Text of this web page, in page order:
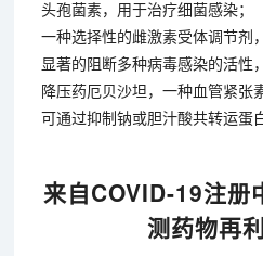
头孢菌素，用于治疗细菌感染；
一种选择性的雌激素受体调节剂
显著的阻断多种病毒感染的活性
降压药厄贝沙坦，一种血管紧张
可通过抑制钠或胆汁酸共转运蛋
来自COVID-19注册
测药物再